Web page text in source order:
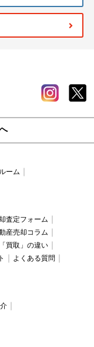
ーム
査定フォーム
産売却コラム
買取」の違い
よくある質問